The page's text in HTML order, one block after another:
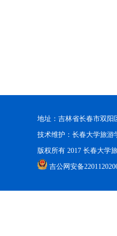
地址：吉林省长春市双阳
技术维护：长春大学旅游
版权所有 2017 长春大学
吉公网安备